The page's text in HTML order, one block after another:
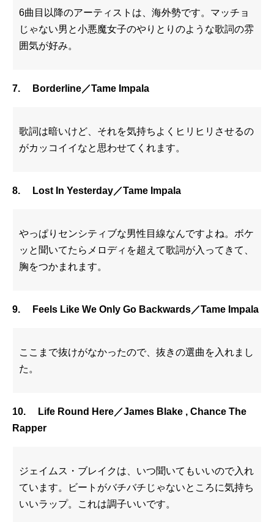
6曲目以降のアーティストは、海外勢です。マッチョ
じゃない男と小悪魔女子のやりとりのような歌詞の雰
囲気が好み。
7. Borderline／Tame Impala
歌詞は暗いけど、それを気持ちよくヒリヒリさせるの
がカッコイイなと思わせてくれます。
8. Lost In Yesterday／Tame Impala
やっぱりセンシティブな男性目線なんですよね。ボケ
ッと聞いてたらメロディを超えて歌詞が入ってきて、
胸をつかまれます。
9. Feels Like We Only Go Backwards／Tame Impala
ここまで抜けがなかったので、抜きの選曲を入れまし
た。
10. Life Round Here／James Blake , Chance The
Rapper
ジェイムス・ブレイクは、いつ聞いてもいいので入れ
ています。ビートがバチバチじゃないところに気持ち
いいラップ。これは調子いいです。